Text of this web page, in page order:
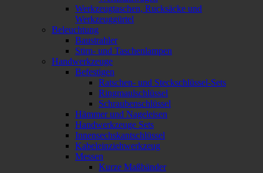
Werkzeugtaschen, Rucksäcke und
Werkzeuggürtel
Beleuchtung
Baustrahler
Stirn- und Taschenlampen
Handwerkzeuge
Befestigen
Ratschen- und Steckschlüssel-Sets
Ringmaulschlüssel
Schraubenschlüssel
Hämmer und Nageleisen
Handwerkzeuge Sets
Innensechskantschlüssel
Kabeleinziehwerkzeug
Messen
Kurze Maßbänder